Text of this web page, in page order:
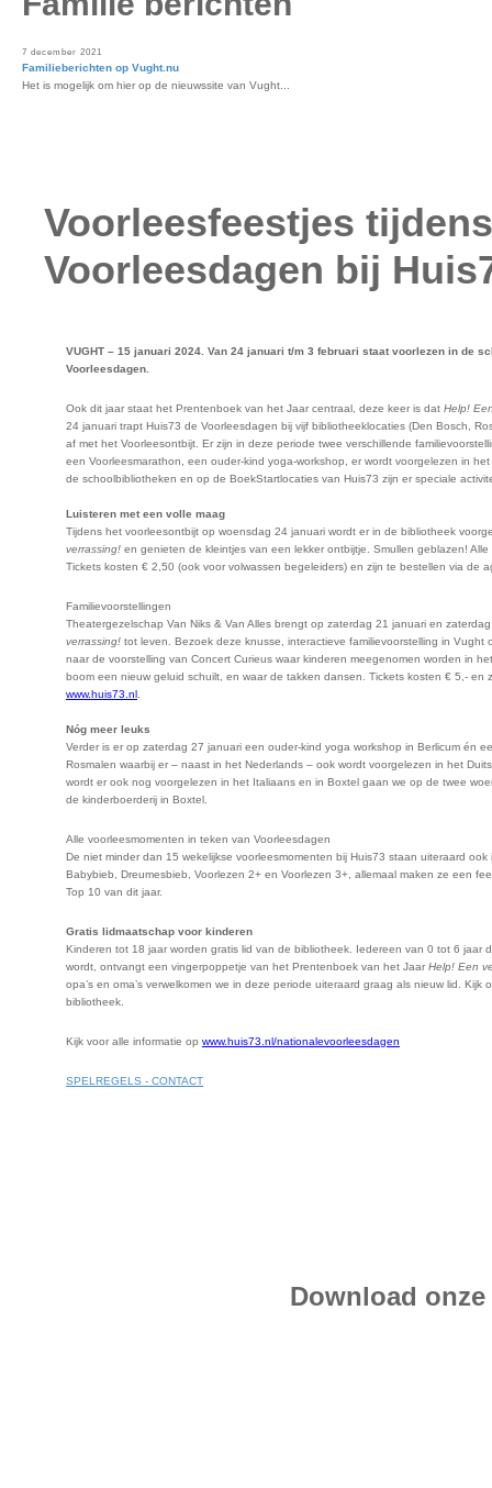
7 december 2021
Familieberichten op Vught.nu
Het is mogelijk om hier op de nieuwssite van Vught...
Voorleesfeestjes
Voorleesdagen bij
VUGHT – 15 januari 2024. Van 24 januari t/m 3 februari staat voorlezen in de
Voorleesdagen.
Ook dit jaar staat het Prentenboek van het Jaar centraal, deze keer is dat Help!
24 januari trapt Huis73 de Voorleesdagen bij vijf bibliotheeklocaties (Den Bosch,
af met het Voorleesontbijt. Er zijn in deze periode twee verschillende
een Voorleesmarathon, een ouder-kind yoga-workshop, er wordt voorgelezen in
de schoolbibliotheken en op de BoekStartlocaties van Huis73 zijn er speciale
Luisteren met een volle maag
Tijdens het voorleesontbijt op woensdag 24 januari wordt er in de bibliotheek
verrassing! en genieten de kleintjes van een lekker ontbijtje. Smullen geblazen!
Tickets kosten € 2,50 (ook voor volwassen begeleiders) en zijn te bestellen via de
Familievoorstellingen
Theatergezelschap Van Niks & Van Alles brengt op zaterdag 21 januari en
verrassing! tot leven. Bezoek deze knusse, interactieve familievoorstelling in Vught
naar de voorstelling van Concert Curieus waar kinderen meegenomen worden in
boom een nieuw geluid schuilt, en waar de takken dansen. Tickets kosten € 5,- en
www.huis73.nl
Nóg meer leuks
Verder is er op zaterdag 27 januari een ouder-kind yoga workshop in Berlicum én
Rosmalen waarbij er – naast in het Nederlands – ook wordt voorgelezen in het
wordt er ook nog voorgelezen in het Italiaans en in Boxtel gaan we op de twee
de kinderboerderij in Boxtel.
Alle voorleesmomenten in teken van Voorleesdagen
De niet minder dan 15 wekelijkse voorleesmomenten bij Huis73 staan uiteraard
Babybieb, Dreumesbieb, Voorlezen 2+ en Voorlezen 3+, allemaal maken ze een
Top 10 van dit jaar.
Gratis lidmaatschap voor kinderen
Kinderen tot 18 jaar worden gratis lid van de bibliotheek. Iedereen van 0 tot 6 jaar
wordt, ontvangt een vingerpoppetje van het Prentenboek van het Jaar Help! Een
opa’s en oma’s verwelkomen we in deze periode uiteraard graag als nieuw lid.
bibliotheek.
Kijk voor alle informatie op www.huis73.nl/nationalevoorleesdagen
SPELREGELS - CONTACT
Download